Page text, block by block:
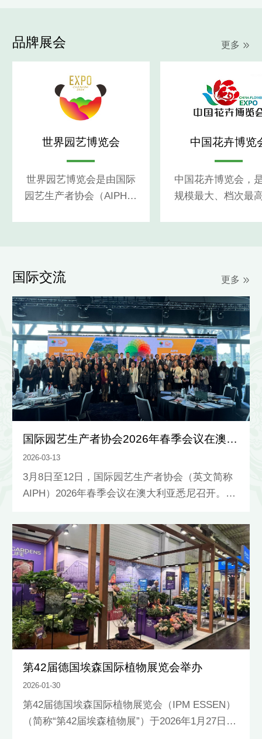
品牌展会 更多
世界园艺博览会
世界园艺博览会是由国际
园艺生产者协会（AIPH）
中国花卉博览
中国花卉博览会，
规模最大、档次最
国际交流 更多
国际园艺生产者协会2026年春季会议在澳大利亚悉尼召开
2026-03-13
3月8日至12日，国际园艺生产者协会（英文简称
AIPH）2026年春季会议在澳大利亚悉尼召开。本
兰、加拿大、澳大利亚、土耳其、伊拉克、日
本、韩国、印度尼西亚、泰国等20多个国家和地
区的80多名代表参会。▲AIPH理事会议在世园会
专题会议上，代表们听取了A1类
第42届德国埃森国际植物展览会举办
2026-01-30
第42届德国埃森国际植物展览会（IPM ESSEN）
（简称“第42届埃森植物展”）于2026年1月27日开